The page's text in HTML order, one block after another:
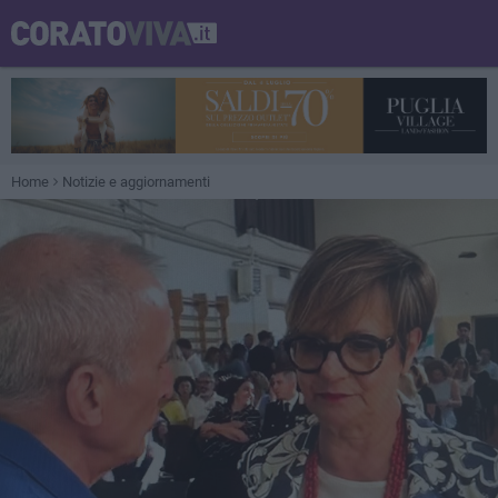
Home Notizie e aggiornamenti